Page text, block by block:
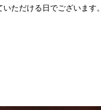
ただける日でございます。